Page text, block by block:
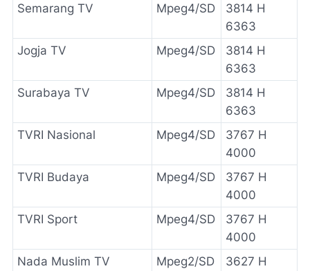
Semarang TV
Mpeg4/SD
3814 H
6363
Jogja TV
Mpeg4/SD
3814 H
6363
Surabaya TV
Mpeg4/SD
3814 H
6363
TVRI Nasional
Mpeg4/SD
3767 H
4000
TVRI Budaya
Mpeg4/SD
3767 H
4000
TVRI Sport
Mpeg4/SD
3767 H
4000
Nada Muslim TV
Mpeg2/SD
3627 H